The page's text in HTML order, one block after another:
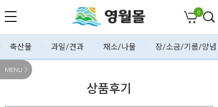
0
축산물 과일/견과 채소/나물 장/소금/기름/양념
MENU
상품후기